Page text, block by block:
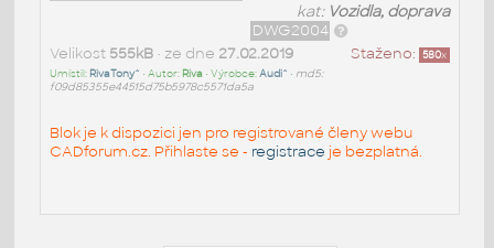
kat: Vozidla, doprava
DWG2004
Staženo: 580x
Velikost 555kB• ze dne 27.02.2019
Umístil: RivaTony^ • Autor: Riva • Výrobce:Audi^ • md5:
f09d85355e44515d75b5978c5571da5a
Blok je k dispozici jen pro registrované členy webu
CADforum.cz. Přihlaste se - registrace je bezplatná.